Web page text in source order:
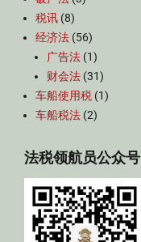
税讯 (8)
经济法 (56)
广告法 (1)
财会法 (31)
车船使用税 (1)
车船税法 (2)
法税领航员公众号